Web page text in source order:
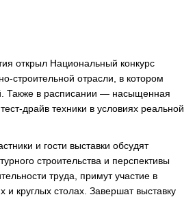
открыл Национальный конкурс
строительной отрасли, в котором
Также в расписании — насыщенная
драйв техники в условиях реальной
и гости выставки обсудят
строительства и перспективы
труда, примут участие в
и круглых столах. Завершат выставку